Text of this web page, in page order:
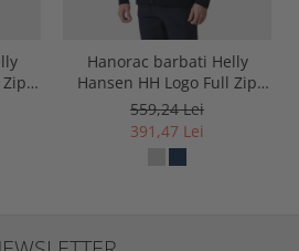
Hanorac barbati Helly
Hansen HH Logo Full Zip
Hoodie 2.0
559,24 Lei
391,47 Lei